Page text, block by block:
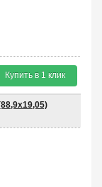
Купить в 1 клик